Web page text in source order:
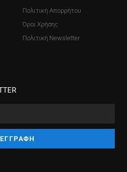
Πολιτική Απορρήτου
Όροι Χρήσης
Πολιτική Newsletter
ΕΓΓΡΑΦΗ